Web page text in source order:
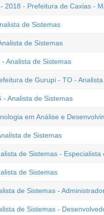
2018 - Prefeitura de Caxias -
de Sistemas
de Sistemas
Analista de Sistemas
de Gurupi - TO -
- Analista de Sistemas
em Análise e
de Sistemas
de Sistemas - Especialista
de Sistemas
de Sistemas -
de Sistemas -